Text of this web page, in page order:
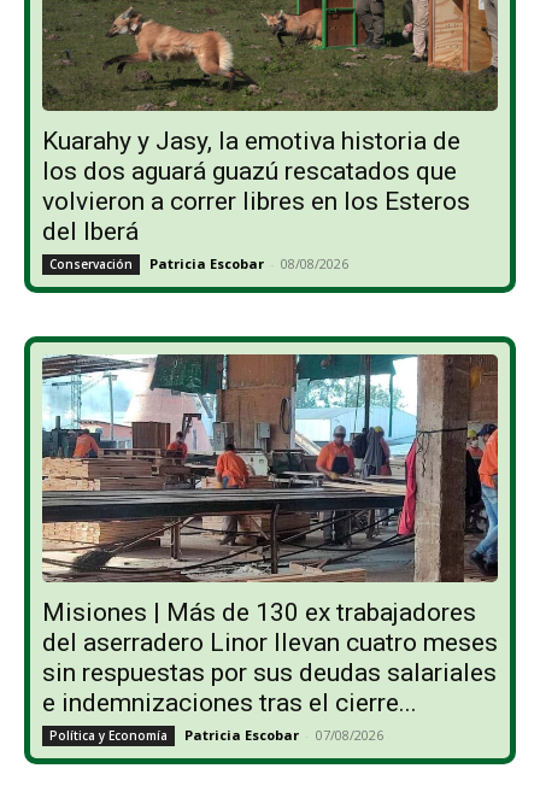
Kuarahy y Jasy, la emotiva historia de
los dos aguará guazú rescatados que
volvieron a correr libres en los Esteros
del Iberá
Conservación Patricia Escobar - 08/08/2026
Misiones | Más de 130 ex trabajadores
del aserradero Linor llevan cuatro meses
sin respuestas por sus deudas salariales
e indemnizaciones tras el cierre...
Política y Economía Patricia Escobar - 07/08/2026